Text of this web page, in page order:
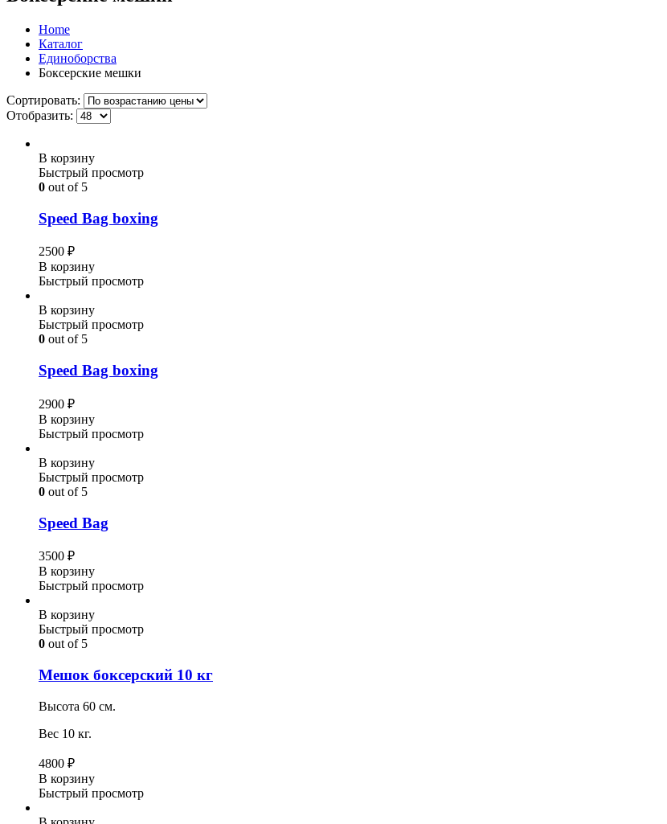
Home
Каталог
Единоборства
Боксерские мешки
Сортировать:
Отобразить:
В корзину
Быстрый просмотр
0 out of 5
Speed Bag boxing
2500 ₽
В корзину
Быстрый просмотр
В корзину
Быстрый просмотр
0 out of 5
Speed Bag boxing
2900 ₽
В корзину
Быстрый просмотр
В корзину
Быстрый просмотр
0 out of 5
Speed Bag
3500 ₽
В корзину
Быстрый просмотр
В корзину
Быстрый просмотр
0 out of 5
Мешок боксерский 10 кг
Высота 60 см.
Вес 10 кг.
4800 ₽
В корзину
Быстрый просмотр